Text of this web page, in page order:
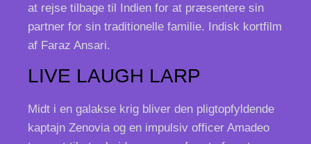
at rejse tilbage til Indien for at præsentere sin
partner for sin traditionelle familie. Indisk kortfilm
af Faraz Ansari.
LIVE LAUGH LARP
Midt i en galakse krig bliver den pligtopfyldende
kaptajn Zenovia og en impulsiv officer Amadeo